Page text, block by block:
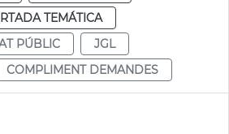
TEMÁTICA
PÚBLIC
JGL
COMPLIMENT DEMANDES